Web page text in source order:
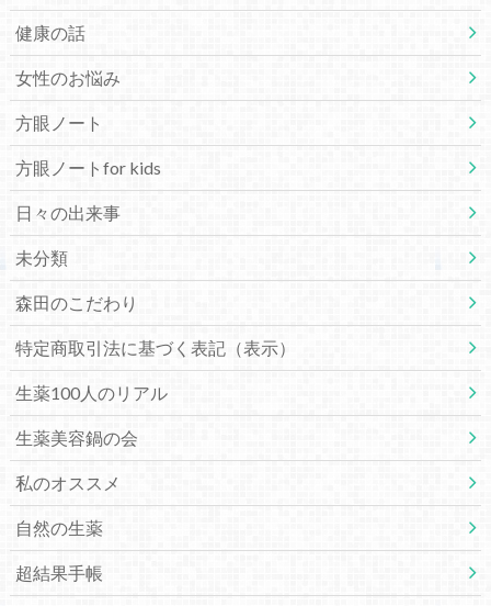
健康の話
女性のお悩み
方眼ノート
方眼ノートfor kids
日々の出来事
未分類
森田のこだわり
特定商取引法に基づく表記（表示）
生薬100人のリアル
生薬美容鍋の会
私のオススメ
自然の生薬
超結果手帳